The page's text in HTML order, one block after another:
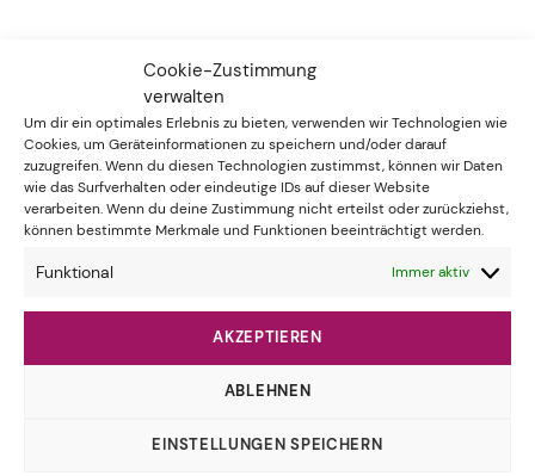
Cookie-Zustimmung
verwalten
Um dir ein optimales Erlebnis zu bieten, verwenden wir Technologien wie
Cookies, um Geräteinformationen zu speichern und/oder darauf
zuzugreifen. Wenn du diesen Technologien zustimmst, können wir Daten
wie das Surfverhalten oder eindeutige IDs auf dieser Website
verarbeiten. Wenn du deine Zustimmung nicht erteilst oder zurückziehst,
können bestimmte Merkmale und Funktionen beeinträchtigt werden.
Funktional Immer aktiv
AKZEPTIEREN
ABLEHNEN
EINSTELLUNGEN SPEICHERN
HINTERLASSE EINE ANTWORT